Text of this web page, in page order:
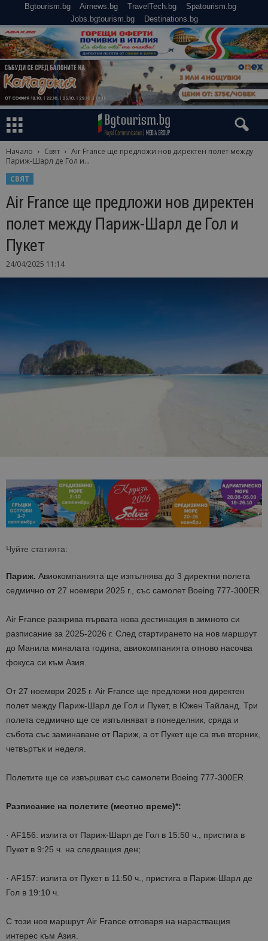
Bgtourism.bg Airnews.bg TravelTech.bg
Spatourism.bg
Jobs.bgtourism.bg
Destinations.bg
Начало Свят
Air France ще предложи нов директен полет между
Париж-Шарл де Гол и...
СВЯТ
Air France ще предложи нов директен
полет между Париж-Шарл де Гол и
Пукет
24/04/2025 11:14
Чуйте статията:
Париж. Авиокомпанията ще изпълнява до 3 директни полета
седмично от 27 ноември 2025 г., със самолет Boeing 777-300ER.
Air France разкрива първата нова дестинация в зимното си
разписание за 2025-2026 г. След стартирането на нов маршрут
до Манила миналата година, авиокомпанията отново насочва
фокуса си към Азия.
От 27 ноември 2025 г. Air France ще предложи нов директен
полет между Париж-Шарл де Гол и Пукет, в Южен Тайланд. Три
полета седмично ще се изпълняват в понеделник, сряда и
събота със заминаване от Париж, а от Пукет ще са във вторник,
четвъртък и неделя.
Полетите ще се извършват със самолети Boeing 777-300ER.
Разписание на полетите (местно време)*:
· AF156: излита от Париж-Шарл де Гол в 15:50 ч., пристига в
Пукет в 9:25 ч. на следващия ден;
· AF157: излита от Пукет в 11:50 ч., пристига в Париж-Шарл де
Гол в 19:10 ч.
С този нов маршрут Air France отговаря на нарастващия
интерес към Азия.